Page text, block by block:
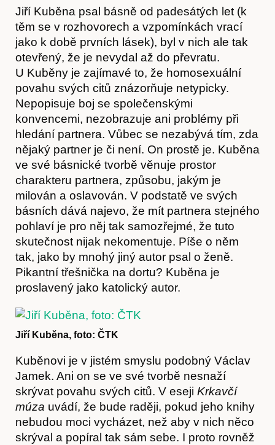
Akce
O nás
Jiří Kuběna psal básně od padesátých let (k
těm se v rozhovorech a vzpomínkách vrací
jako k době prvních lásek), byl v nich ale tak
otevřený, že je nevydal až do převratu.
U Kuběny je zajímavé to, že homosexuální
povahu svých citů znázorňuje netypicky.
Nepopisuje boj se společenskými
konvencemi, nezobrazuje ani problémy při
hledání partnera. Vůbec se nezabývá tím, zda
nějaký partner je či není. On prostě je. Kuběna
ve své básnické tvorbě věnuje prostor
charakteru partnera, způsobu, jakým je
milován a oslavován. V podstatě ve svých
básních dává najevo, že mít partnera stejného
pohlaví je pro něj tak samozřejmé, že tuto
skutečnost nijak nekomentuje. Píše o něm
tak, jako by mnohý jiný autor psal o ženě.
Pikantní třešnička na dortu? Kuběna je
proslavený jako katolický autor.
Jiří Kuběna, foto: ČTK
Kuběnovi je v jistém smyslu podobný Václav
Jamek. Ani on se ve své tvorbě nesnaží
skrývat povahu svých citů. V eseji Krkavčí
múza uvádí, že bude raději, pokud jeho knihy
nebudou moci vycházet, než aby v nich něco
skrýval a popíral tak sám sebe. I proto rovněž